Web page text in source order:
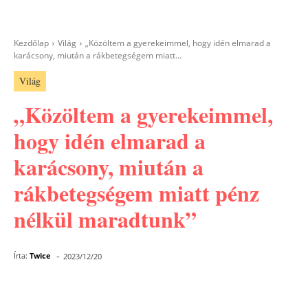
Kezdőlap Világ
„Közöltem a gyerekeimmel, hogy idén elmarad a
karácsony, miután a rákbetegségem miatt...
Világ
„Közöltem a gyerekeimmel,
hogy idén elmarad a
karácsony, miután a
rákbetegségem miatt pénz
nélkül maradtunk”
Írta: Twice - 2023/12/20